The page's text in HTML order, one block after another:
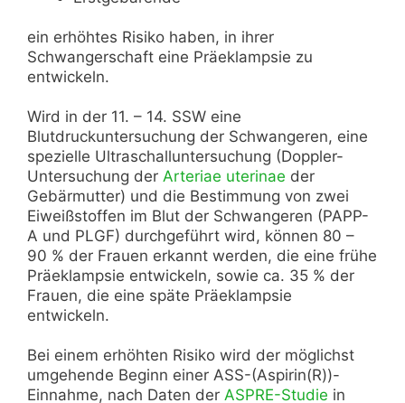
ein erhöhtes Risiko haben, in ihrer
Schwangerschaft eine Präeklampsie zu
entwickeln.
Wird in der 11. – 14. SSW eine
Blutdruckuntersuchung der Schwangeren, eine
spezielle Ultraschalluntersuchung (Doppler-
Untersuchung der Arteriae uterinae der
Gebärmutter) und die Bestimmung von zwei
Eiweißstoffen im Blut der Schwangeren (PAPP-
A und PLGF) durchgeführt wird, können 80 –
90 % der Frauen erkannt werden, die eine frühe
Präeklampsie entwickeln, sowie ca. 35 % der
Frauen, die eine späte Präeklampsie
entwickeln.
Bei einem erhöhten Risiko wird der möglichst
umgehende Beginn einer ASS-(Aspirin(R))-
Einnahme, nach Daten der ASPRE-Studie in